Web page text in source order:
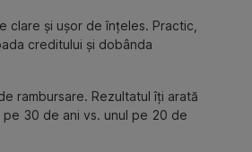
clare și ușor de înțeles. Practic,
creditului și dobânda
rambursare. Rezultatul îți arată
30 de ani vs. unul pe 20 de